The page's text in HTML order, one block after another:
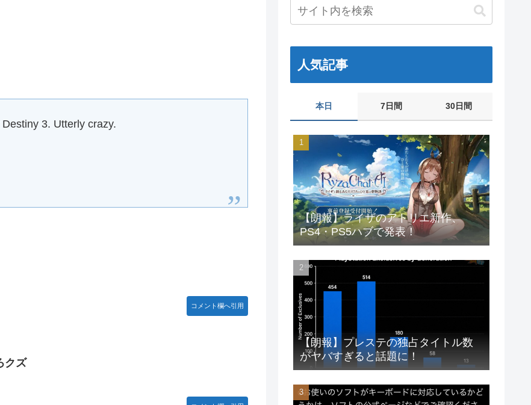
サブの穴が空いてないダイハツ駆逐並べて 高速＋とかして
」公開！さらに「体験版」の配信が決定！
出来るという事実・・・
えたゲーム出てない
ガチでヤバ過ぎる…」→「のび太レベルの守備ｗｗ」＝韓国
3. Utterly crazy.
コメント欄へ引用
クズ
人気記事
本日 7日間 30日間
【朗報】ライザのアトリエ新作、
PS4・PS5ハブで発表！
【朗報】プレステの独占タイトル数
がヤバすぎると話題に！